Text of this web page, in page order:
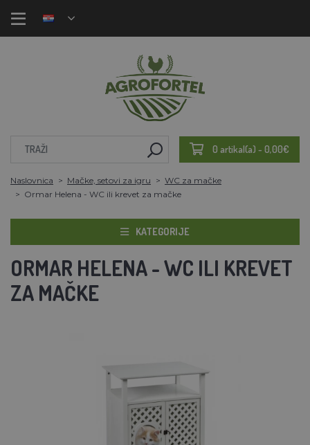
0 artikal(a) - 0,00€
Naslovnica Mačke, setovi za igru
WC za mačke
Ormar Helena - WC ili krevet za mačke
KATEGORIJE
ORMAR HELENA - WC ILI KREVET
ZA MAČKE